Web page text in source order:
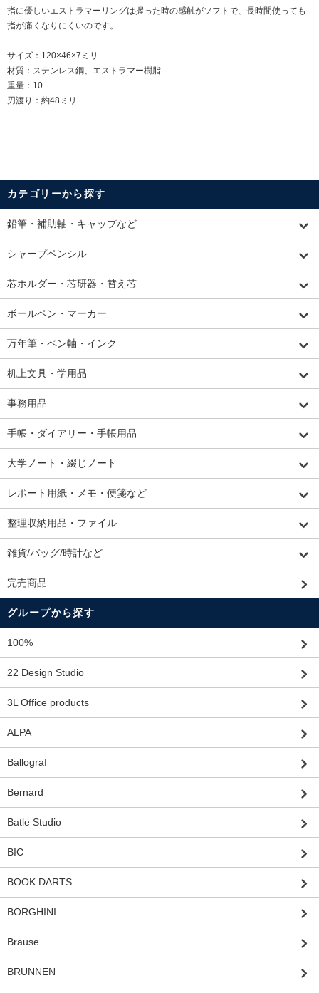
指に優しいエストラマーリングは握った時の感触がソフトで、長時間使っても
指が痛くなりにくいのです。
サイズ：120×46×7ミリ
材質：ステンレス鋼、エストラマー樹脂
重量：10
刃渡り：約48ミリ
カテゴリーから探す
鉛筆・補助軸・キャップなど
シャープペンシル
芯ホルダー・芯研器・替え芯
ボールペン・マーカー
万年筆・ペン軸・インク
机上文具・学用品
事務用品
手帳・ダイアリー・手帳用品
大学ノート・綴じノート
レポート用紙・メモ・便箋など
整理収納用品・ファイル
雑貨/バッグ/時計など
完売商品
グループから探す
100%
22 Design Studio
3L Office products
ALPA
Ballograf
Bernard
Batle Studio
BIC
BOOK DARTS
BORGHINI
Brause
BRUNNEN